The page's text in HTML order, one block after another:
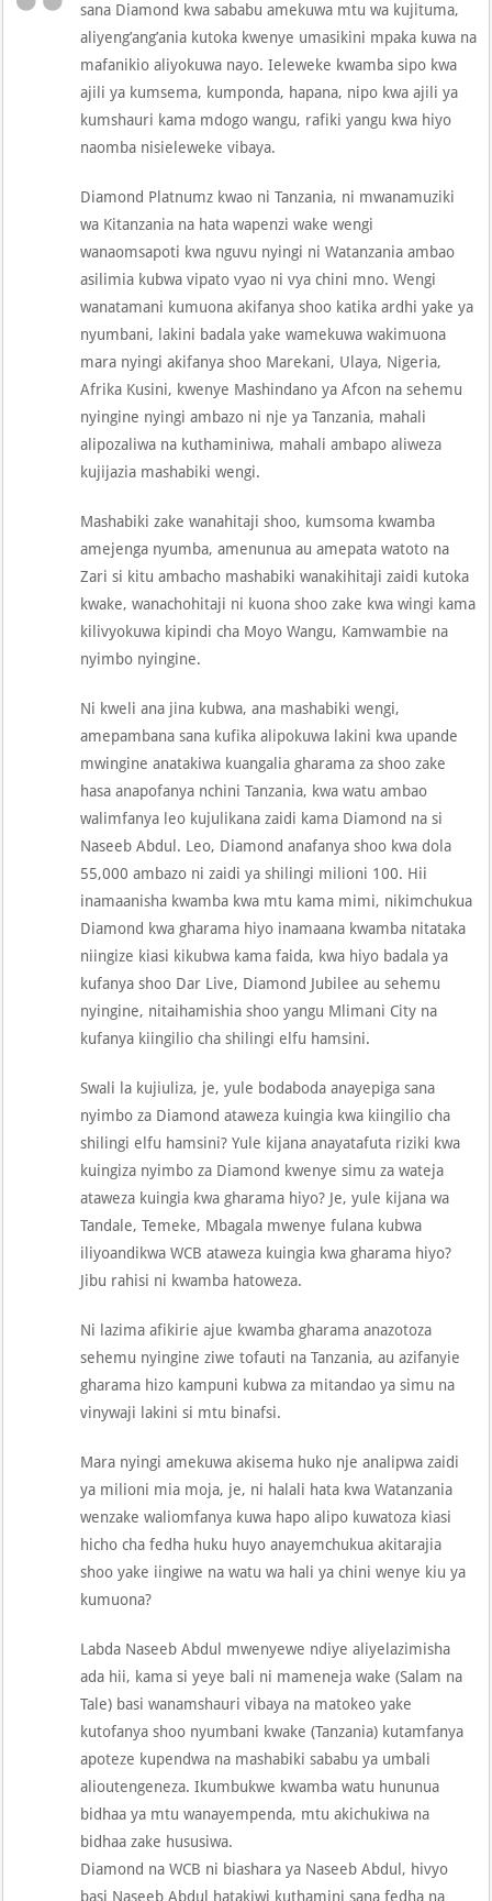
sana Diamond kwa sababu amekuwa mtu wa kujituma,
aliyeng’ang’ania kutoka kwenye umasikini mpaka kuwa na
mafanikio aliyokuwa nayo. Ieleweke kwamba sipo kwa
ajili ya kumsema, kumponda, hapana, nipo kwa ajili ya
kumshauri kama mdogo wangu, rafiki yangu kwa hiyo
naomba nisieleweke vibaya.
Diamond Platnumz kwao ni Tanzania, ni mwanamuziki
wa Kitanzania na hata wapenzi wake wengi
wanaomsapoti kwa nguvu nyingi ni Watanzania ambao
asilimia kubwa vipato vyao ni vya chini mno. Wengi
wanatamani kumuona akifanya shoo katika ardhi yake ya
nyumbani, lakini badala yake wamekuwa wakimuona
mara nyingi akifanya shoo Marekani, Ulaya, Nigeria,
Afrika Kusini, kwenye Mashindano ya Afcon na sehemu
nyingine nyingi ambazo ni nje ya Tanzania, mahali
alipozaliwa na kuthaminiwa, mahali ambapo aliweza
kujijazia mashabiki wengi.
Mashabiki zake wanahitaji shoo, kumsoma kwamba
amejenga nyumba, amenunua au amepata watoto na
Zari si kitu ambacho mashabiki wanakihitaji zaidi kutoka
kwake, wanachohitaji ni kuona shoo zake kwa wingi kama
kilivyokuwa kipindi cha Moyo Wangu, Kamwambie na
nyimbo nyingine.
Ni kweli ana jina kubwa, ana mashabiki wengi,
amepambana sana kufika alipokuwa lakini kwa upande
mwingine anatakiwa kuangalia gharama za shoo zake
hasa anapofanya nchini Tanzania, kwa watu ambao
walimfanya leo kujulikana zaidi kama Diamond na si
Naseeb Abdul. Leo, Diamond anafanya shoo kwa dola
55,000 ambazo ni zaidi ya shilingi milioni 100. Hii
inamaanisha kwamba kwa mtu kama mimi, nikimchukua
Diamond kwa gharama hiyo inamaana kwamba nitataka
niingize kiasi kikubwa kama faida, kwa hiyo badala ya
kufanya shoo Dar Live, Diamond Jubilee au sehemu
nyingine, nitaihamishia shoo yangu Mlimani City na
kufanya kiingilio cha shilingi elfu hamsini.
Swali la kujiuliza, je, yule bodaboda anayepiga sana
nyimbo za Diamond ataweza kuingia kwa kiingilio cha
shilingi elfu hamsini? Yule kijana anayatafuta riziki kwa
kuingiza nyimbo za Diamond kwenye simu za wateja
ataweza kuingia kwa gharama hiyo? Je, yule kijana wa
Tandale, Temeke, Mbagala mwenye fulana kubwa
iliyoandikwa WCB ataweza kuingia kwa gharama hiyo?
Jibu rahisi ni kwamba hatoweza.
Ni lazima afikirie ajue kwamba gharama anazotoza
sehemu nyingine ziwe tofauti na Tanzania, au azifanyie
gharama hizo kampuni kubwa za mitandao ya simu na
vinywaji lakini si mtu binafsi.
Mara nyingi amekuwa akisema huko nje analipwa zaidi
ya milioni mia moja, je, ni halali hata kwa Watanzania
wenzake waliomfanya kuwa hapo alipo kuwatoza kiasi
hicho cha fedha huku huyo anayemchukua akitarajia
shoo yake iingiwe na watu wa hali ya chini wenye kiu ya
kumuona?
Labda Naseeb Abdul mwenyewe ndiye aliyelazimisha
ada hii, kama si yeye bali ni mameneja wake (Salam na
Tale) basi wanamshauri vibaya na matokeo yake
kutofanya shoo nyumbani kwake (Tanzania) kutamfanya
apoteze kupendwa na mashabiki sababu ya umbali
alioutengeneza. Ikumbukwe kwamba watu hununua
bidhaa ya mtu wanayempenda, mtu akichukiwa na
bidhaa zake hususiwa.
Diamond na WCB ni biashara ya Naseeb Abdul, hivyo
basi Naseeb Abdul hatakiwi kuthamini sana fedha na